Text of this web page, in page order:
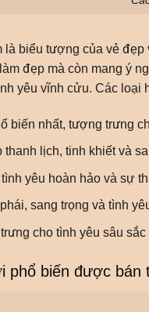
biểu tượng của vẻ
đẹp mà còn mang ý
yêu vĩnh cửu. Các loại
biến nhất, tượng trưng
lịch, tinh khiết và
yêu hoàn hảo và sự
sang trọng và tình
cho tình yêu sâu
phổ biến được bán